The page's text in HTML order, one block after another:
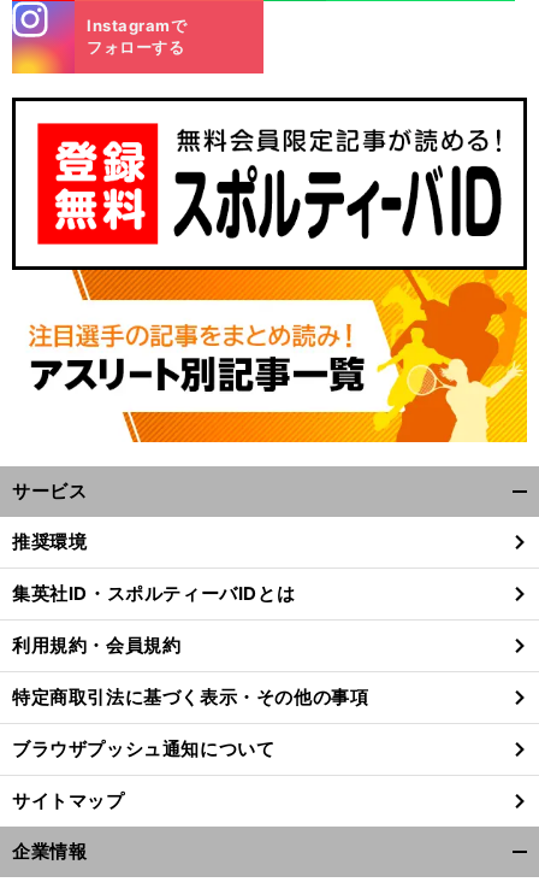
U -
N
EXT BOX I
NG
3
BC
BA vs
ーセナルvsトッテナムの日程
放送予定｜欧州サッカープレシーズンマッチ
m
Instagramで
フォローする
サービス
閉
る
推奨環境
集英社ID・スポルティーバIDとは
利用規約・会員規約
特定商取引法に基づく表示・その他の事項
ブラウザプッシュ通知について
サイトマップ
企業情報